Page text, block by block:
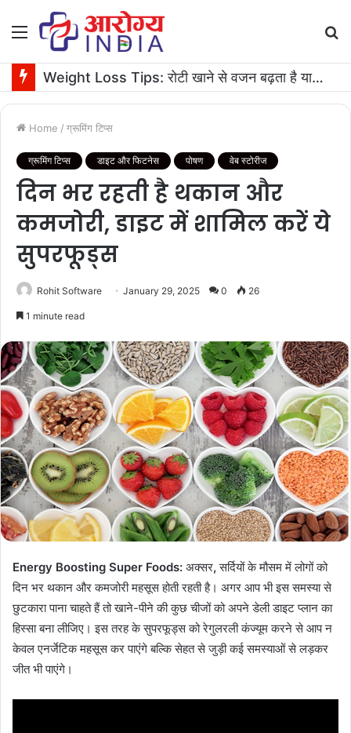
Menu
Weight Loss Tips: रोटी खाने से वजन बढ़ता है या घटता है? जानें एक्सपर्ट की सलाह
Home / ग्रूमिंग टिप्स
ग्रूमिंग टिप्स डाइट और फिटनेस पोषण वेब स्टोरीज
दिन भर रहती है थकान और
कमजोरी, डाइट में शामिल करें ये
सुपरफूड्स
Rohit Software January 29, 2025 0 26
1 minute read
Energy Boosting Super Foods: अक्सर,सर्दियों के मौसम में लोगों को
दिन भर थकान और कमजोरी महसूस होती रहती है। अगर आप भी इस समस्या से
छुटकारा पाना चाहते हैं तो खाने-पीने की कुछ चीजों को अपने डेली डाइट प्लान का
हिस्सा बना लीजिए। इस तरह के सुपरफूड्स को रेगुलरली कंज्यूम करने से आप न
केवल एनर्जेटिक महसूस कर पाएंगे बल्कि सेहत से जुड़ी कई समस्याओं से लड़कर
जीत भी पाएंगे।